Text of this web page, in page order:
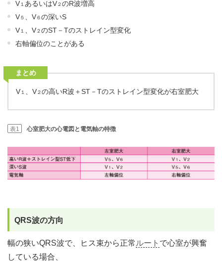
V１あるいはV２のR波増高
V５ 、V６の深いS
V１ 、V２のST－Tのストレイン型変化
右軸偏位のことがある
まとめ
V１ 、V２の高いR波＋ST－Tのストレイン型変化が右室肥大
表1 心室肥大の心電図と電気軸の特徴
QRS波の方向
幅の狭いQRS波で、ヒス束から正常 ルート で心室が興奮
している場合、